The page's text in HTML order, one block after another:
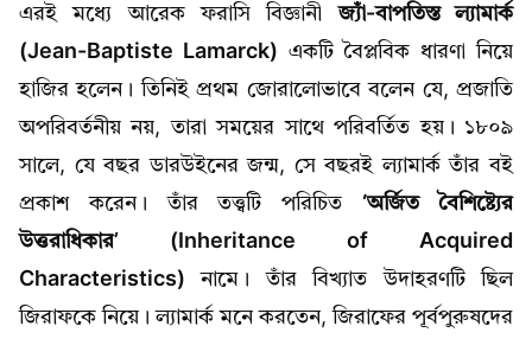
এরই মধ্যে আরেক ফরাসি বিজ্ঞানীজ্যাঁ-বাপতিস্ত ল্যামার্ক
(Jean-Baptiste Lamarck) একটি বৈপ্লবিক ধারণা নিয়ে
হাজির হলেন। তিনিই প্রথম জোরালোভাবে বলেন যে, প্রজাতি
অপরিবর্তনীয় নয়, তারা সময়ের সাথে পরিবর্তিত হয়। ১৮০৯
সালে, যে বছর ডারউইনের জন্ম, সে বছরই ল্যামার্ক তাঁর বই
প্রকাশ করেন। তাঁর তত্ত্বটি পরিচিত ‘অর্জিত বৈশিষ্ট্যের
উত্তরাধিকার’ (Inheritance of Acquired
Characteristics) নামে। তাঁর বিখ্যাত উদাহরণটি ছিল
জিরাফকে নিয়ে। ল্যামার্ক মনে করতেন, জিরাফের পূর্বপুরুষদের